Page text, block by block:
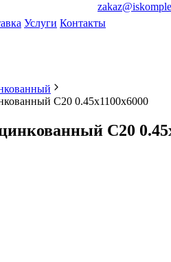
Услуги Контакты
С20 0.45x1100x6000
С20